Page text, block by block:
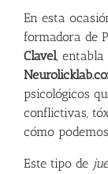
En esta
formadora de
Clavel,
psicológicos
conflictivas,
cómo
Este tipo de